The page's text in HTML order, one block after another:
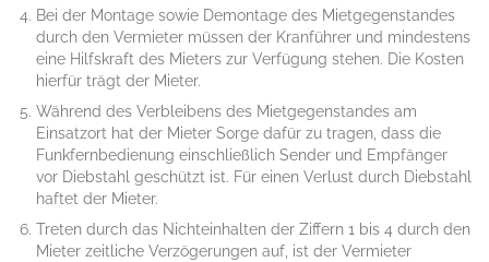
Bei der Montage sowie Demontage des Mietgegenstandes
durch den Vermieter müssen der Kranführer und mindestens
eine Hilfskraft des Mieters zur Verfügung stehen. Die Kosten
hierfür trägt der Mieter.
Während des Verbleibens des Mietgegenstandes am
Einsatzort hat der Mieter Sorge dafür zu tragen, dass die
Funkfernbedienung einschließlich Sender und Empfänger
vor Diebstahl geschützt ist. Für einen Verlust durch Diebstahl
haftet der Mieter.
Treten durch das Nichteinhalten der Ziffern 1 bis 4 durch den
Mieter zeitliche Verzögerungen auf, ist der Vermieter